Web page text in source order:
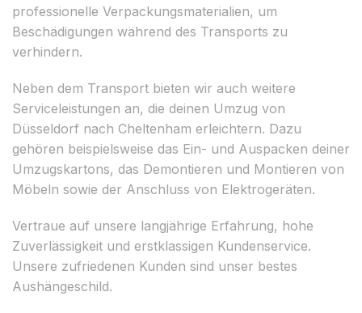
professionelle Verpackungsmaterialien, um
Beschädigungen während des Transports zu
verhindern.
Neben dem Transport bieten wir auch weitere
Serviceleistungen an, die deinen Umzug von
Düsseldorf nach Cheltenham erleichtern. Dazu
gehören beispielsweise das Ein- und Auspacken deiner
Umzugskartons, das Demontieren und Montieren von
Möbeln sowie der Anschluss von Elektrogeräten.
Vertraue auf unsere langjährige Erfahrung, hohe
Zuverlässigkeit und erstklassigen Kundenservice.
Unsere zufriedenen Kunden sind unser bestes
Aushängeschild.